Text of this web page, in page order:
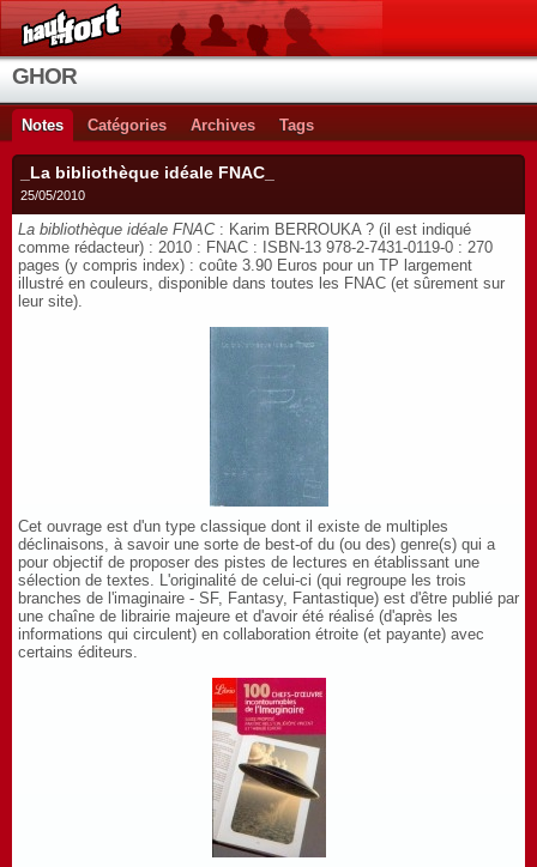
GHOR
Notes Catégories Archives Tags
_La bibliothèque idéale FNAC_
25/05/2010
La bibliothèque idéale FNAC: Karim BERROUKA ? (il est indiqué
comme rédacteur) : 2010 : FNAC : ISBN-13 978-2-7431-0119-0 : 270
pages (y compris index) : coûte 3.90 Euros pour un TP largement
illustré en couleurs, disponible dans toutes les FNAC (et sûrement sur
leur site).
Cet ouvrage est d'un type classique dont il existe de multiples
déclinaisons, à savoir une sorte de best-of du (ou des) genre(s) qui a
pour objectif de proposer des pistes de lectures en établissant une
sélection de textes. L'originalité de celui-ci (qui regroupe les trois
branches de l'imaginaire - SF, Fantasy, Fantastique) est d'être publié par
une chaîne de librairie majeure et d'avoir été réalisé (d'après les
informations qui circulent) en collaboration étroite (et payante) avec
certains éditeurs.